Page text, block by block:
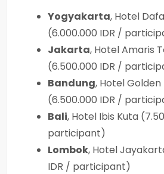
Yogyakarta, Hotel
(6.000.000 IDR /
Jakarta, Hotel Amaris
(6.500.000 IDR /
Bandung, Hotel
(6.500.000 IDR /
Bali, Hotel Ibis Kuta
participant)
Lombok, Hotel
IDR / participant)